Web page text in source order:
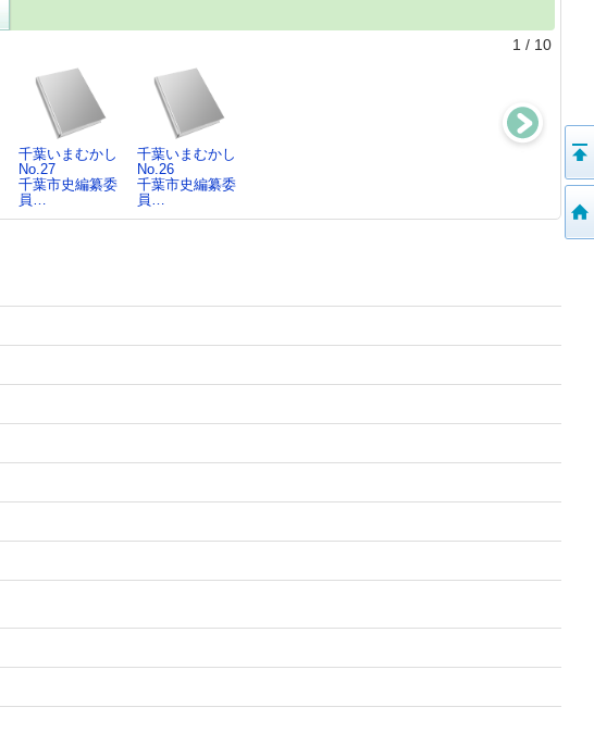
1 / 10
千葉いまむかし
No.27
千葉市史編纂委
員…
千葉いまむかし
No.26
千葉市史編纂委
員…
千葉いまむかし
千葉市史編纂委